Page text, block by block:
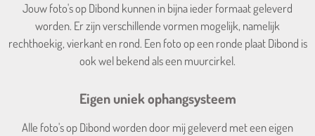
Jouw foto's op Dibond kunnen in bijna ieder formaat geleverd
worden. Er zijn verschillende vormen mogelijk, namelijk
rechthoekig, vierkant en rond. Een foto op een ronde plaat Dibond is
ook wel bekend als een muurcirkel.
Eigen uniek ophangsysteem
Alle foto's op Dibond worden door mij geleverd met een eigen